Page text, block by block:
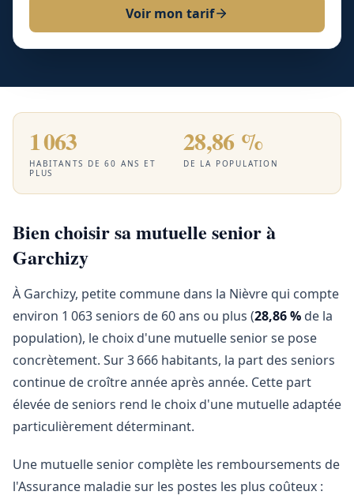
Voir mon tarif
1 063
HABITANTS DE 60 ANS ET
PLUS
28,86 %
DE LA POPULATION
Bien choisir sa mutuelle senior à
Garchizy
À Garchizy, petite commune dans la Nièvre qui compte
environ 1 063 seniors de 60 ans ou plus (28,86 % de la
population), le choix d'une mutuelle senior se pose
concrètement. Sur 3 666 habitants, la part des seniors
continue de croître année après année. Cette part
élevée de seniors rend le choix d'une mutuelle adaptée
particulièrement déterminant.
Une mutuelle senior complète les remboursements de
l'Assurance maladie sur les postes les plus coûteux :